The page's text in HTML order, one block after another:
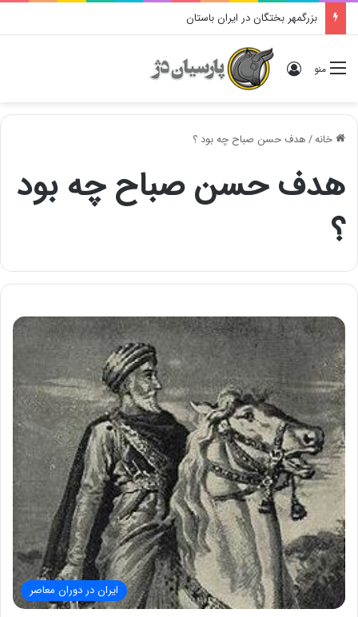
بزرگمهر بختگان در ایران باستان
منو ورود
خانه/هدف حسن صباح چه بود ؟
هدف حسن صباح چه بود
؟
ایران در دوران معاصر